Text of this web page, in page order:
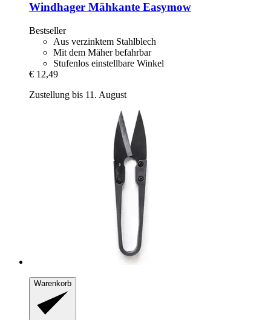
Windhager Mähkante Easymow
Bestseller
Aus verzinktem Stahlblech
Mit dem Mäher befahrbar
Stufenlos einstellbare Winkel
€ 12,49
Zustellung bis 11. August
Warenkorb